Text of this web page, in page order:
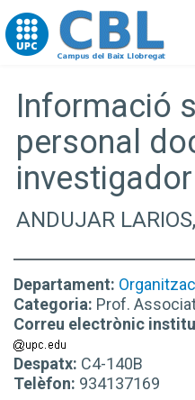
Go to upc.edu
Informació
personal
ANDUJAR
Departament:
Categoria: Prof.
Correu electrònic
Despatx: C4-140B
Telèfon: 934137169